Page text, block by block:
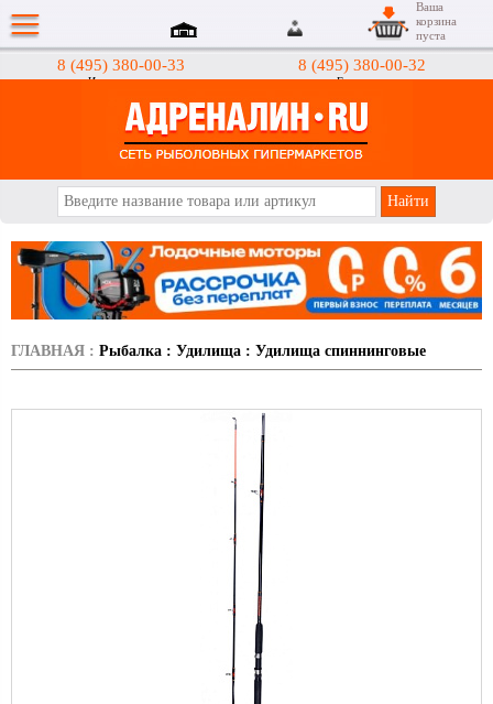
8 (495) 380-00-33
Интернет-магазин
8 (495) 380-00-32
Гипермаркеты
Ваша
корзина
пуста
ГЛАВНАЯ : Рыбалка : Удилища : Удилища спиннинговые